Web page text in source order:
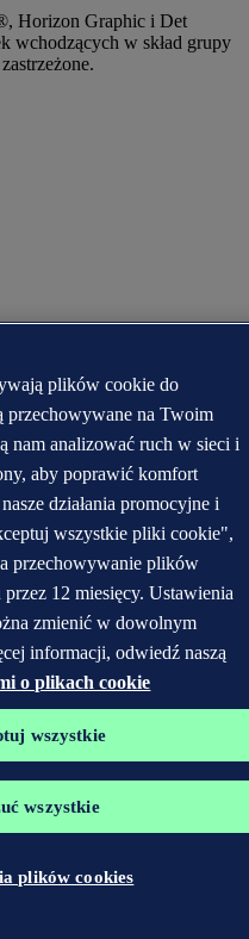
Horizon Graphic i Det
wchodzących w skład grupy
plików cookie do
przechowywane na Twoim
nam analizować ruch w sieci i
aby poprawić komfort
działania promocyjne i
wszystkie pliki cookie",
przechowywanie plików
12 miesięcy. Ustawienia
zmienić w dowolnym
informacji, odwiedź naszą
o plikach cookie
wszystkie
wszystkie
plików cookies